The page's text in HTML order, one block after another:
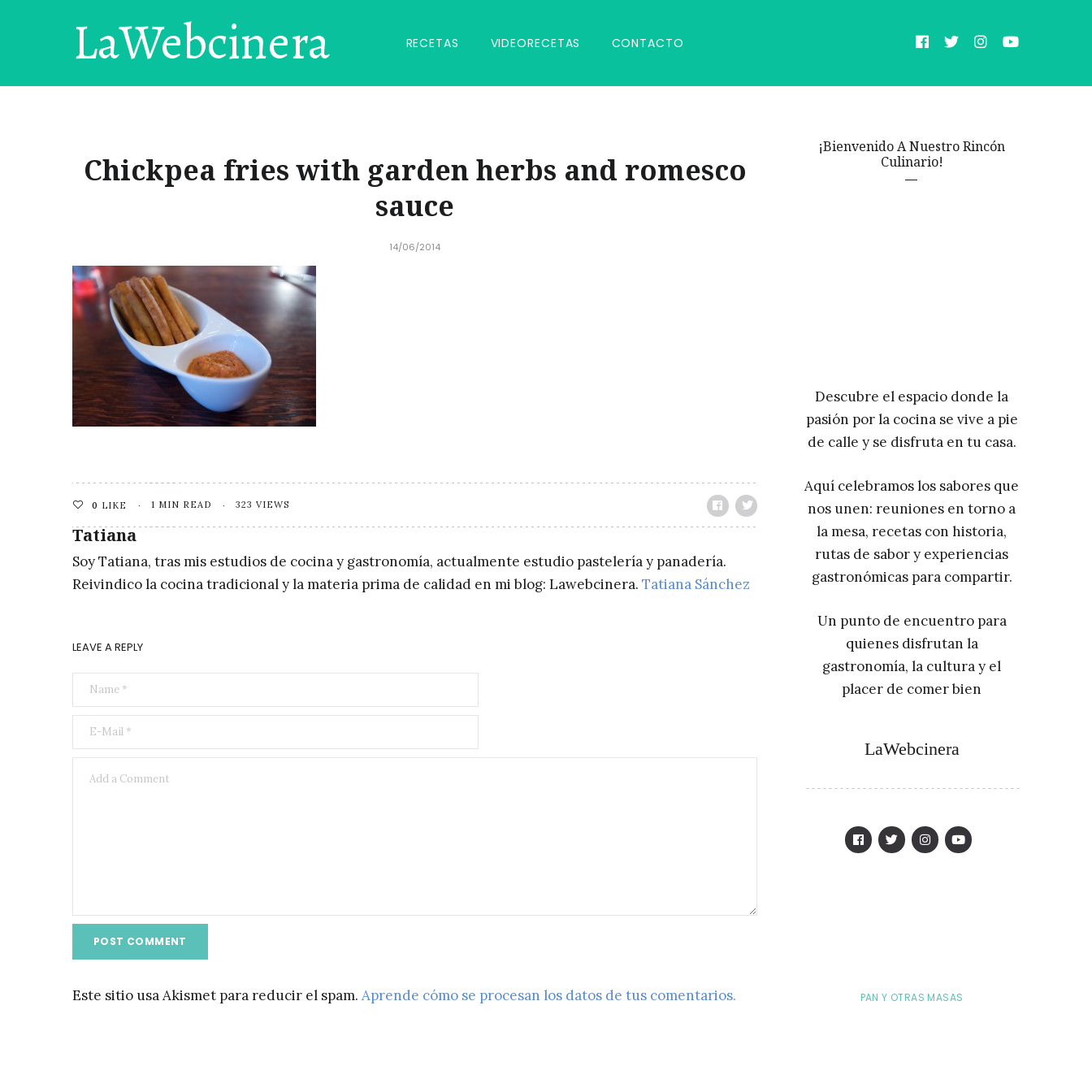
LaWebcinera RECETAS VIDEORECETAS CONTACTO
Chickpea fries with garden herbs and romesco
sauce
14/06/2014
0 LIKE 1 MIN READ 323 VIEWS
Tatiana
Soy Tatiana, tras mis estudios de cocina y gastronomía, actualmente estudio pastelería y panadería.
Reivindico la cocina tradicional y la materia prima de calidad en mi blog: Lawebcinera. Tatiana Sánchez
LEAVE A REPLY
Este sitio usa Akismet para reducir el spam. Aprende cómo se procesan los datos de tus comentarios.
¡Bienvenido A Nuestro Rincón
Culinario!
Descubre el espacio donde la
pasión por la cocina se vive a pie
de calle y se disfruta en tu casa.
Aquí celebramos los sabores que
nos unen: reuniones en torno a
la mesa, recetas con historia,
rutas de sabor y experiencias
gastronómicas para compartir.
Un punto de encuentro para
quienes disfrutan la
gastronomía, la cultura y el
placer de comer bien
LaWebcinera
PAN Y OTRAS MASAS